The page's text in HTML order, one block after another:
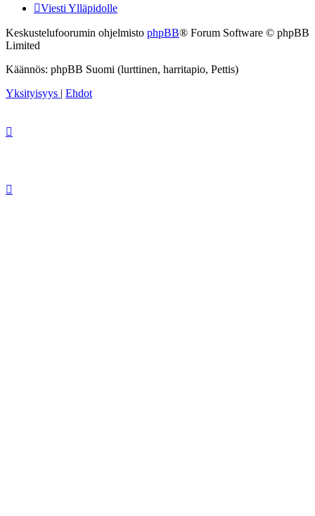
Viesti Ylläpidolle
Keskustelufoorumin ohjelmisto phpBB® Forum Software © phpBB
Limited
Käännös: phpBB Suomi (lurttinen, harritapio, Pettis)
Yksityisyys | Ehdot